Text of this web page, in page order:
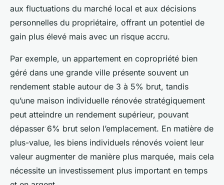
aux fluctuations du marché local et aux décisions
personnelles du propriétaire, offrant un potentiel de
gain plus élevé mais avec un risque accru.
Par exemple, un appartement en copropriété bien
géré dans une grande ville présente souvent un
rendement stable autour de 3 à 5% brut, tandis
qu’une maison individuelle rénovée stratégiquement
peut atteindre un rendement supérieur, pouvant
dépasser 6% brut selon l’emplacement. En matière de
plus-value, les biens individuels rénovés voient leur
valeur augmenter de manière plus marquée, mais cela
nécessite un investissement plus important en temps